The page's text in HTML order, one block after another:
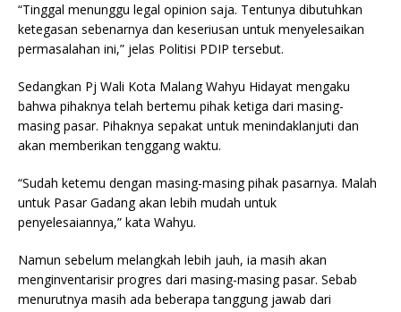
“Tinggal menunggu legal opinion saja. Tentunya dibutuhkan
ketegasan sebenarnya dan keseriusan untuk menyelesaikan
permasalahan ini,” jelas Politisi PDIP tersebut.
Sedangkan Pj Wali Kota Malang Wahyu Hidayat mengaku
bahwa pihaknya telah bertemu pihak ketiga dari masing-
masing pasar. Pihaknya sepakat untuk menindaklanjuti dan
akan memberikan tenggang waktu.
“Sudah ketemu dengan masing-masing pihak pasarnya. Malah
untuk Pasar Gadang akan lebih mudah untuk
penyelesaiannya,” kata Wahyu.
Namun sebelum melangkah lebih jauh, ia masih akan
menginventarisir progres dari masing-masing pasar. Sebab
menurutnya masih ada beberapa tanggung jawab dari